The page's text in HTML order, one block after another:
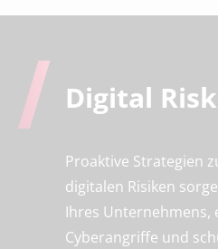
Digital Risk
Proaktive Strategien
digitalen Risiken
Ihres Unternehmens,
Cyberangriffe und